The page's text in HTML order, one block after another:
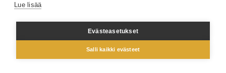
Lue lisää
Evästeasetukset
Salli kaikki evästeet